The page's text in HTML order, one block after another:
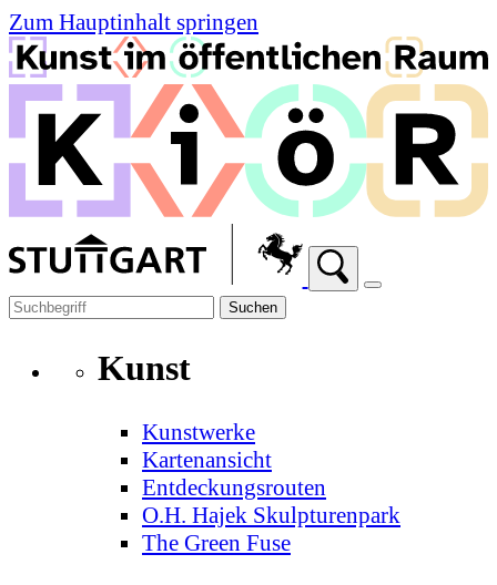
Zum Hauptinhalt springen
Suchen
Kunst
Kunstwerke
Kartenansicht
Entdeckungsrouten
O.H. Hajek Skulpturenpark
The Green Fuse